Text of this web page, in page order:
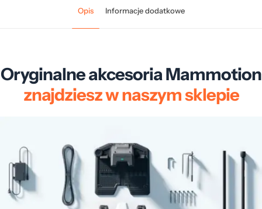
Opis Informacje dodatkowe
Oryginalne akcesoria Mammotion
znajdziesz w naszym sklepie